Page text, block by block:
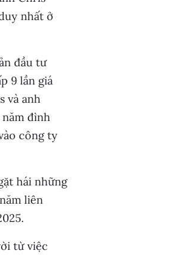
nhất ở
đầu tư
9 lần giá
và anh
năm đình
công ty
hái những
liên
từ việc